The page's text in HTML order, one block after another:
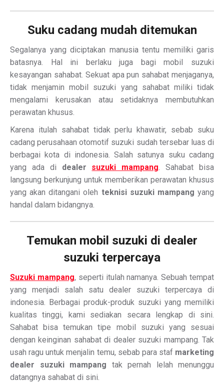
Suku cadang mudah ditemukan
Segalanya yang diciptakan manusia tentu memiliki garis
batasnya. Hal ini berlaku juga bagi mobil suzuki
kesayangan sahabat. Sekuat apa pun sahabat menjaganya,
tidak menjamin mobil suzuki yang sahabat miliki tidak
mengalami kerusakan atau setidaknya membutuhkan
perawatan khusus.
Karena itulah sahabat tidak perlu khawatir, sebab suku
cadang perusahaan otomotif suzuki sudah tersebar luas di
berbagai kota di indonesia. Salah satunya suku cadang
yang ada di dealer suzuki mampang . Sahabat bisa
langsung berkunjung untuk memberikan perawatan khusus
yang akan ditangani oleh teknisi suzuki mampangyang
handal dalam bidangnya.
Temukan mobil suzuki di dealer
suzuki terpercaya
Suzuki mampang, seperti itulah namanya. Sebuah tempat
yang menjadi salah satu dealer suzuki terpercaya di
indonesia. Berbagai produk-produk suzuki yang memiliki
kualitas tinggi, kami sediakan secara lengkap di sini.
Sahabat bisa temukan tipe mobil suzuki yang sesuai
dengan keinginan sahabat di dealer suzuki mampang. Tak
usah ragu untuk menjalin temu, sebab para staf marketing
dealer suzuki mampang tak pernah lelah menunggu
datangnya sahabat di sini.